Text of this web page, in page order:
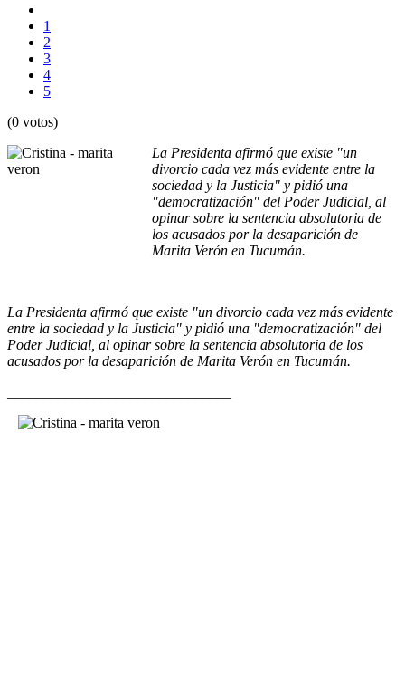
1
2
3
4
5
(0 votos)
La Presidenta afirmó que existe "un
divorcio cada vez más evidente entre la
sociedad y la Justicia" y pidió una
"democratización" del Poder Judicial, al
opinar sobre la sentencia absolutoria de
los acusados por la desaparición de
Marita Verón en Tucumán.
La Presidenta afirmó que existe "un divorcio cada vez más evidente
entre la sociedad y la Justicia" y pidió una "democratización" del
Poder Judicial, al opinar sobre la sentencia absolutoria de los
acusados por la desaparición de Marita Verón en Tucumán.